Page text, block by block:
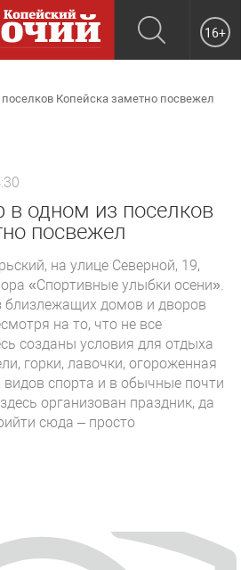
16+
Копейска заметно посвежел
в одном из поселков
посвежел
на улице Северной, 19,
«Спортивные улыбки осени».
близлежащих домов и дворов
на то, что не все
созданы условия для отдыха
горки, лавочки, огороженная
спорта и в обычные почти
организован праздник, да
сюда – просто